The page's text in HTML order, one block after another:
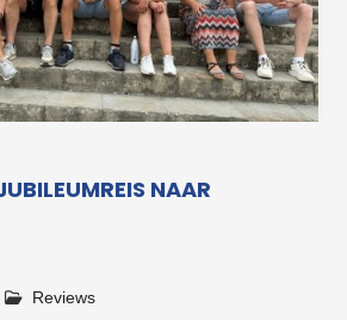
NAAR
Reviews